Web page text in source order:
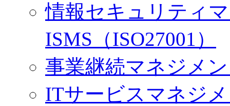
情報セキュリティ
ISMS（ISO27001）
事業継続マネジメ
ITサービスマネジ